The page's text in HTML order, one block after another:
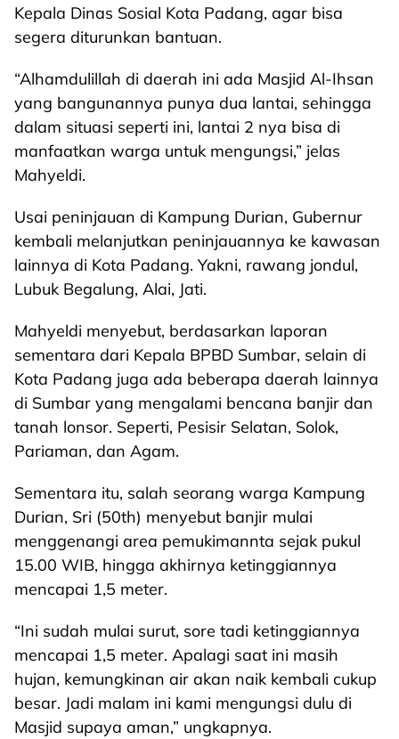
Kepala Dinas Sosial Kota Padang, agar bisa
segera diturunkan bantuan.
“Alhamdulillah di daerah ini ada Masjid Al-Ihsan
yang bangunannya punya dua lantai, sehingga
dalam situasi seperti ini, lantai 2 nya bisa di
manfaatkan warga untuk mengungsi,” jelas
Mahyeldi.
Usai peninjauan di Kampung Durian, Gubernur
kembali melanjutkan peninjauannya ke kawasan
lainnya di Kota Padang. Yakni, rawang jondul,
Lubuk Begalung, Alai, Jati.
Mahyeldi menyebut, berdasarkan laporan
sementara dari Kepala BPBD Sumbar, selain di
Kota Padang juga ada beberapa daerah lainnya
di Sumbar yang mengalami bencana banjir dan
tanah lonsor. Seperti, Pesisir Selatan, Solok,
Pariaman, dan Agam.
Sementara itu, salah seorang warga Kampung
Durian, Sri (50th) menyebut banjir mulai
menggenangi area pemukimannta sejak pukul
15.00 WIB, hingga akhirnya ketinggiannya
mencapai 1,5 meter.
“Ini sudah mulai surut, sore tadi ketinggiannya
mencapai 1,5 meter. Apalagi saat ini masih
hujan, kemungkinan air akan naik kembali cukup
besar. Jadi malam ini kami mengungsi dulu di
Masjid supaya aman,” ungkapnya.